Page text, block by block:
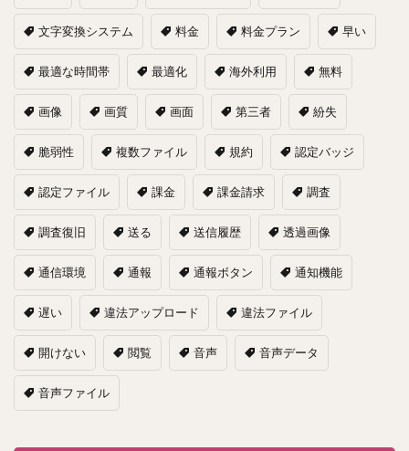
文字変換システム 料金 料金プラン 早い
最適な時間帯 最適化 海外利用 無料
画像 画質 画面 第三者 紛失
脆弱性 複数ファイル 規約 認定バッジ
認定ファイル 課金 課金請求 調査
調査復旧 送る 送信履歴 透過画像
通信環境 通報 通報ボタン 通知機能
遅い 違法アップロード 違法ファイル
開けない 閲覧 音声 音声データ
音声ファイル